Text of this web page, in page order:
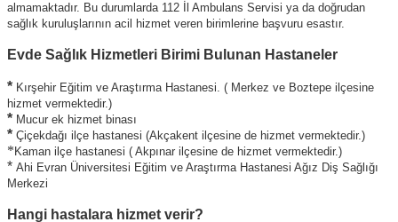
almamaktadır. Bu durumlarda 112 İl Ambulans Servisi ya da doğrudan
sağlık kuruluşlarının acil hizmet veren birimlerine başvuru esastır.
Evde Sağlık Hizmetleri Birimi Bulunan Hastaneler
* Kırşehir Eğitim ve Araştırma Hastanesi. ( Merkez ve Boztepe ilçesine
hizmet vermektedir.)
* Mucur ek hizmet binası
* Çiçekdağı ilçe hastanesi (Akçakent ilçesine de hizmet vermektedir.)
* Kaman ilçe hastanesi ( Akpınar ilçesine de hizmet vermektedir.)
* Ahi Evran Üniversitesi Eğitim ve Araştırma Hastanesi Ağız Diş Sağlığı
Merkezi
Hangi hastalara hizmet verir?